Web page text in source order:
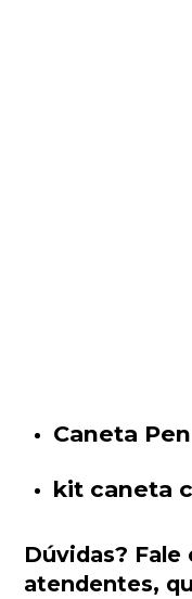
Caneta
kit caneta
Dúvidas? Fale
atendentes,